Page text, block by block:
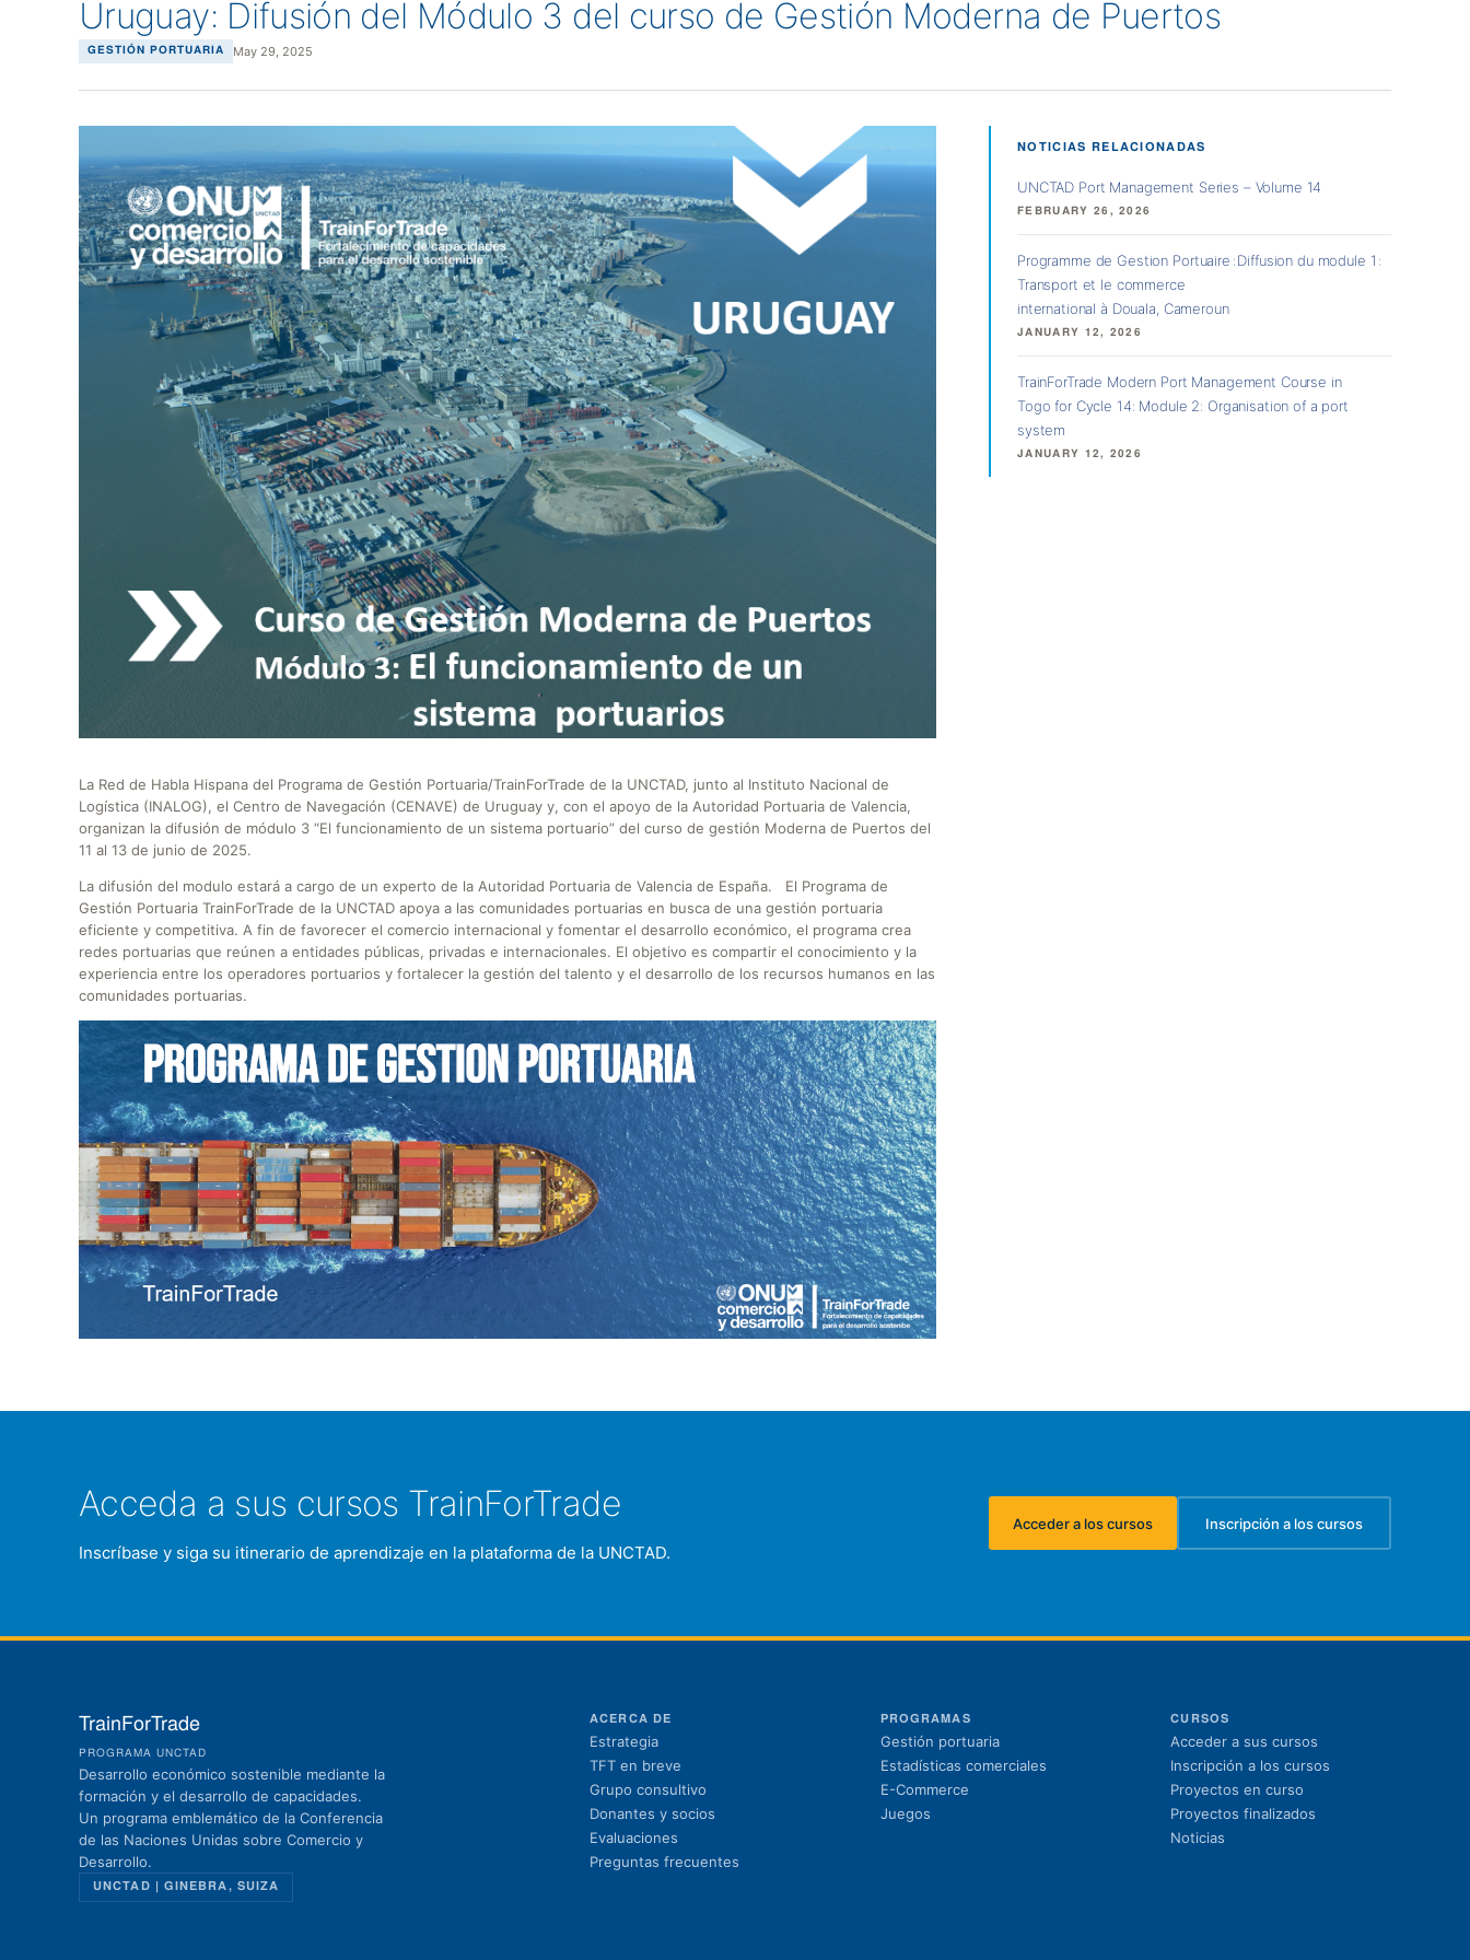
Uruguay: Difusión del Módulo 3 del curso de Gestión Moderna de Puertos
GESTIÓN PORTUARIA May 29, 2025
La Red de Habla Hispana del Programa de Gestión Portuaria/TrainForTrade de la UNCTAD, junto al Instituto Nacional de
Logística (INALOG), el Centro de Navegación (CENAVE) de Uruguay y, con el apoyo de la Autoridad Portuaria de Valencia,
organizan la difusión de módulo 3 “El funcionamiento de un sistema portuario” del curso de gestión Moderna de Puertos del
11 al 13 de junio de 2025.
La difusión del modulo estará a cargo de un experto de la Autoridad Portuaria de Valencia de España. El Programa de
Gestión Portuaria TrainForTrade de la UNCTAD apoya a las comunidades portuarias en busca de una gestión portuaria
eficiente y competitiva. A fin de favorecer el comercio internacional y fomentar el desarrollo económico, el programa crea
redes portuarias que reúnen a entidades públicas, privadas e internacionales. El objetivo es compartir el conocimiento y la
experiencia entre los operadores portuarios y fortalecer la gestión del talento y el desarrollo de los recursos humanos en las
comunidades portuarias.
NOTICIAS RELACIONADAS
UNCTAD Port Management Series – Volume 14
FEBRUARY 26, 2026
Programme de Gestion Portuaire : Diffusion du module 1 :
Transport et le commerce
international à Douala, Cameroun
JANUARY 12, 2026
TrainForTrade Modern Port Management Course in
Togo for Cycle 14: Module 2: Organisation of a port
system
JANUARY 12, 2026
Acceda a sus cursos TrainForTrade
Inscríbase y siga su itinerario de aprendizaje en la plataforma de la UNCTAD.
Acceder a los cursos
(se abre en una nueva pestaña)
Inscripción a los cursos
(se abre en una nueva
TrainForTrade
PROGRAMA UNCTAD
Desarrollo económico sostenible mediante la
formación y el desarrollo de capacidades.
Un programa emblemático de la Conferencia
de las Naciones Unidas sobre Comercio y
Desarrollo.
UNCTAD | GINEBRA, SUIZA
ACERCA DE
Estrategia
TFT en breve
Grupo consultivo
Donantes y socios
Evaluaciones
Preguntas frecuentes
PROGRAMAS
Gestión portuaria
Estadísticas comerciales
E-Commerce
Juegos
CURSOS
Acceder a sus cursos
Inscripción a los cursos
Proyectos en curso
Proyectos finalizados
Noticias